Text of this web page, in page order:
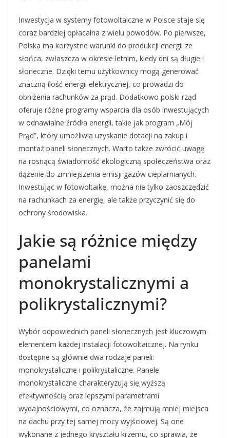
Inwestycja w systemy fotowoltaiczne w Polsce staje się
coraz bardziej opłacalna z wielu powodów. Po pierwsze,
Polska ma korzystne warunki do produkcji energii ze
słońca, zwłaszcza w okresie letnim, kiedy dni są długie i
słoneczne. Dzięki temu użytkownicy mogą generować
znaczną ilość energii elektrycznej, co prowadzi do
obniżenia rachunków za prąd. Dodatkowo polski rząd
oferuje różne programy wsparcia dla osób inwestujących
w odnawialne źródła energii, takie jak program „Mój
Prąd”, który umożliwia uzyskanie dotacji na zakup i
montaż paneli słonecznych. Warto także zwrócić uwagę
na rosnącą świadomość ekologiczną społeczeństwa oraz
dążenie do zmniejszenia emisji gazów cieplarnianych.
Inwestując w fotowoltaikę, można nie tylko zaoszczędzić
na rachunkach za energię, ale także przyczynić się do
ochrony środowiska.
Jakie są różnice między
panelami
monokrystalicznymi a
polikrystalicznymi?
Wybór odpowiednich paneli słonecznych jest kluczowym
elementem każdej instalacji fotowoltaicznej. Na rynku
dostępne są głównie dwa rodzaje paneli:
monokrystaliczne i polikrystaliczne. Panele
monokrystaliczne charakteryzują się wyższą
efektywnością oraz lepszymi parametrami
wydajnościowymi, co oznacza, że zajmują mniej miejsca
na dachu przy tej samej mocy wyjściowej. Są one
wykonane z jednego kryształu krzemu, co sprawia, że